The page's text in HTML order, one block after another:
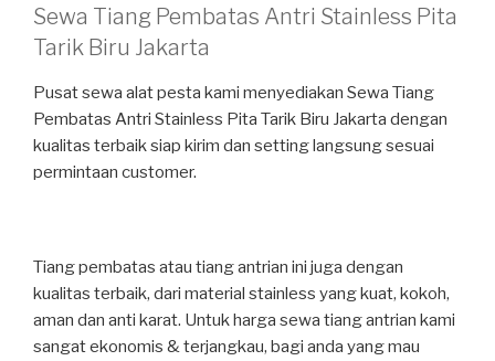
Sewa Tiang Pembatas Antri Stainless Pita
Tarik Biru Jakarta
Pusat sewa alat pesta kami menyediakan Sewa Tiang
Pembatas Antri Stainless Pita Tarik Biru Jakarta dengan
kualitas terbaik siap kirim dan setting langsung sesuai
permintaan customer.
Tiang pembatas atau tiang antrian ini juga dengan
kualitas terbaik, dari material stainless yang kuat, kokoh,
aman dan anti karat. Untuk harga sewa tiang antrian kami
sangat ekonomis & terjangkau, bagi anda yang mau